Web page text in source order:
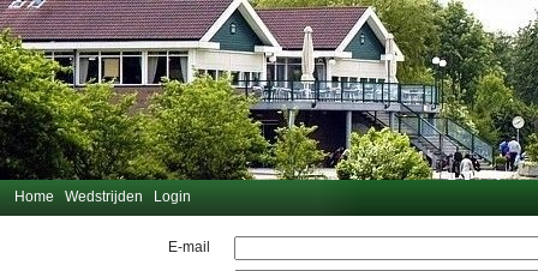
Home Wedstrijden Login
E-mail